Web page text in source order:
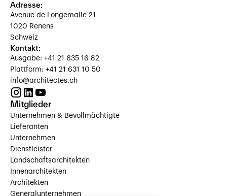
Adresse:
Avenue de Longemalle 21
1020 Renens
Schweiz
Kontakt:
Ausgabe: +41 21 635 16 82
Plattform: +41 21 631 10 50
info@architectes.ch
Mitglieder
Unternehmen & Bevollmächtigte
Lieferanten
Unternehmen
Dienstleister
Landschaftsarchitekten
Innenarchitekten
Architekten
Generalunternehmen